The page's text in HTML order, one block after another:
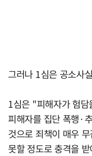
그러나 1심은 공소사
1심은 "피해자가 험담
피해자를 집단 폭행·
것으로 죄책이 매우
못할 정도로 충격을